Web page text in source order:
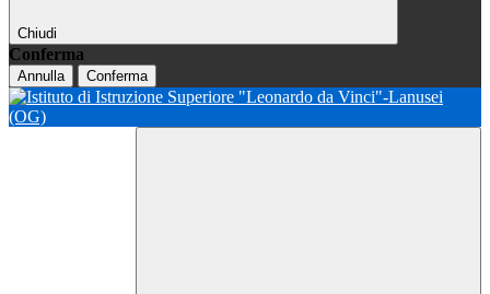
Chiudi
Conferma
Annulla Conferma